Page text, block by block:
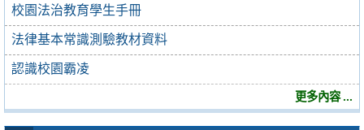
校園法治教育學生手冊
法律基本常識測驗教材資料
認識校園霸凌
更多內容 ...